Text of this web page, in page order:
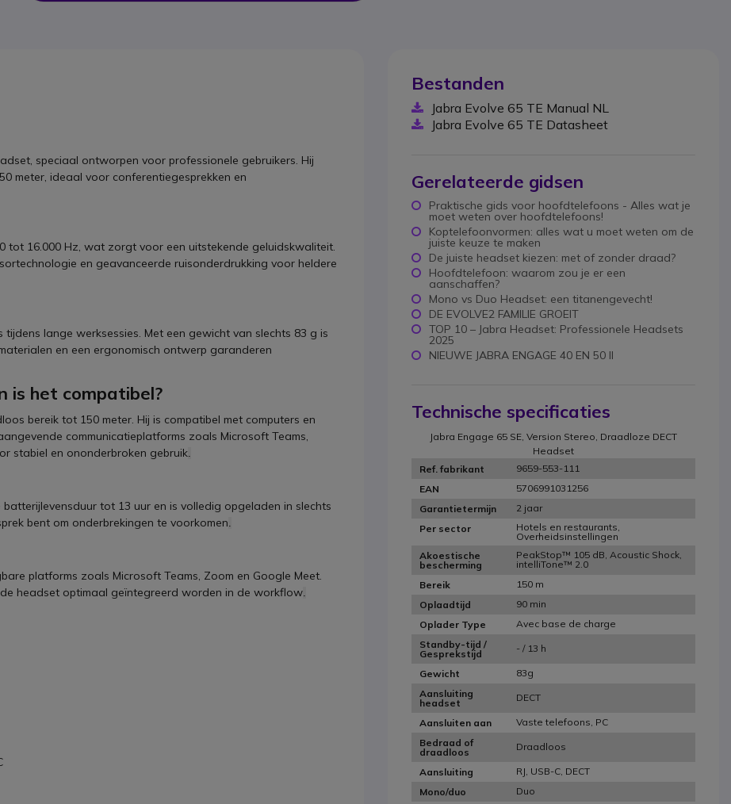
speciaal ontworpen voor professionele gebruikers. Hij
meter, ideaal voor conferentiegesprekken en
tot 16.000 Hz, wat zorgt voor een uitstekende geluidskwaliteit.
en geavanceerde ruisonderdrukking voor heldere
lange werksessies. Met een gewicht van slechts 83 g is
en een ergonomisch ontwerp garanderen
is het compatibel?
bereik tot 150 meter. Hij is compatibel met computers en
communicatieplatforms zoals Microsoft Teams,
stabiel en ononderbroken gebruik.
tot 13 uur en is volledig opgeladen in slechts
bent om onderbrekingen te voorkomen.
platforms zoals Microsoft Teams, Zoom en Google Meet.
headset optimaal geïntegreerd worden in de workflow.
Bestanden
Jabra Evolve 65 TE Manual NL
Jabra Evolve 65 TE Datasheet
Gerelateerde gidsen
Praktische gids voor hoofdtelefoons - Alles wat je
moet weten over hoofdtelefoons!
Koptelefoonvormen: alles wat u moet weten om de
juiste keuze te maken
De juiste headset kiezen: met of zonder draad?
Hoofdtelefoon: waarom zou je er een
aanschaffen?
Mono vs Duo Headset: een titanengevecht!
DE EVOLVE2 FAMILIE GROEIT
TOP 10 – Jabra Headset: Professionele Headsets
2025
NIEUWE JABRA ENGAGE 40 EN 50 II
Technische specificaties
Jabra Engage 65 SE, Version Stereo, Draadloze DECT
Headset
Ref. fabrikant
9659-553-111
EAN
5706991031256
Garantietermijn
2 jaar
Per sector
Hotels en restaurants,
Overheidsinstellingen
Akoestische
bescherming
PeakStop™ 105 dB, Acoustic Shock,
intelliTone™ 2.0
Bereik
150 m
Oplaadtijd
90 min
Oplader Type
Avec base de charge
Standby-tijd /
Gesprekstijd
- / 13 h
Gewicht
83g
Aansluiting
headset
DECT
Aansluiten aan
Vaste telefoons, PC
Bedraad of
draadloos
Draadloos
Aansluiting
RJ, USB-C, DECT
Mono/duo
Duo